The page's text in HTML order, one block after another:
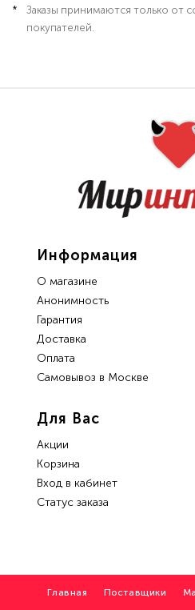
Заказы принимаются только от
покупателей.
Информация
О магазине
Анонимность
Гарантия
Доставка
Oплата
Самовывоз в Москве
Для Вас
Акции
Корзина
Вход в кабинет
Статус заказа
Главная Поставщики